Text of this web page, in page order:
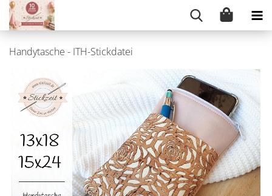
Handytasche - ITH-Stickdatei